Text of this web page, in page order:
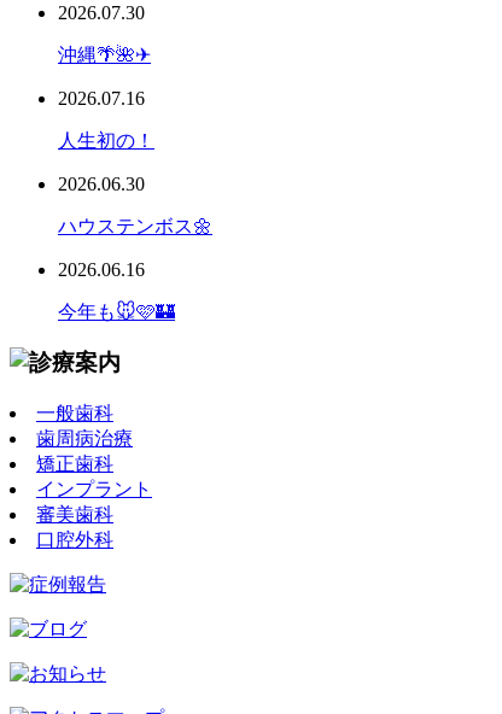
2026.07.30
沖縄🌴🌺✈
2026.07.16
人生初の！
2026.06.30
ハウステンボス🌼
2026.06.16
今年も🐭🩷🏰
一般歯科
歯周病治療
矯正歯科
インプラント
審美歯科
口腔外科